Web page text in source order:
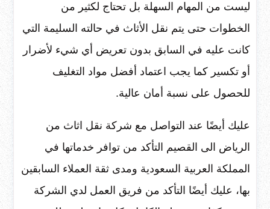
ليست من المهام السهلة بل تحتاج لكثير من
الخطوات حتى يتم نقل الأثاث في حالته السليمة التي
كانت عليه في السابق بدون تعريض أي شيء لأضرار
أو تكسير كما يجب اعتماد أفضل مواد التغليف
للحصول على نسبة أمان عالية.
عليك أيضًا عند التواصل مع شركة نقل اثاث من
الرياض الى القصيم التأكد من توافر خدماتها في
المملكة العربية السعودية ومدى ثقة العملاء السابقين
بها، عليك أيضًا التأكد من فريق العمل لدي الشركة